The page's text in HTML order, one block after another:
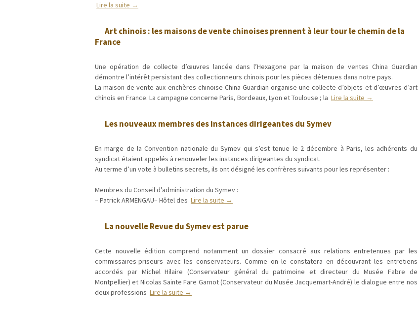
Lire la suite →
Art chinois : les maisons de vente chinoises prennent à leur tour le chemin de la
France
Une opération de collecte d’œuvres lancée dans l’Hexagone par la maison de ventes China Guardian
démontre l’intérêt persistant des collectionneurs chinois pour les pièces détenues dans notre pays.
La maison de vente aux enchères chinoise China Guardian organise une collecte d’objets et d’œuvres d’art
chinois en France. La campagne concerne Paris, Bordeaux, Lyon et Toulouse ; la Lire la suite →
Les nouveaux membres des instances dirigeantes du Symev
En marge de la Convention nationale du Symev qui s’est tenue le 2 décembre à Paris, les adhérents du
syndicat étaient appelés à renouveler les instances dirigeantes du syndicat.
Au terme d’un vote à bulletins secrets, ils ont désigné les confrères suivants pour les représenter :
Membres du Conseil d’administration du Symev :
– Patrick ARMENGAU– Hôtel des Lire la suite →
La nouvelle Revue du Symev est parue
Cette nouvelle édition comprend notamment un dossier consacré aux relations entretenues par les
commissaires-priseurs avec les conservateurs. Comme on le constatera en découvrant les entretiens
accordés par Michel Hilaire (Conservateur général du patrimoine et directeur du Musée Fabre de
Montpellier) et Nicolas Sainte Fare Garnot (Conservateur du Musée Jacquemart-André) le dialogue entre nos
deux professions Lire la suite →